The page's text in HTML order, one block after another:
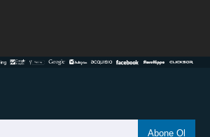
Abone Ol